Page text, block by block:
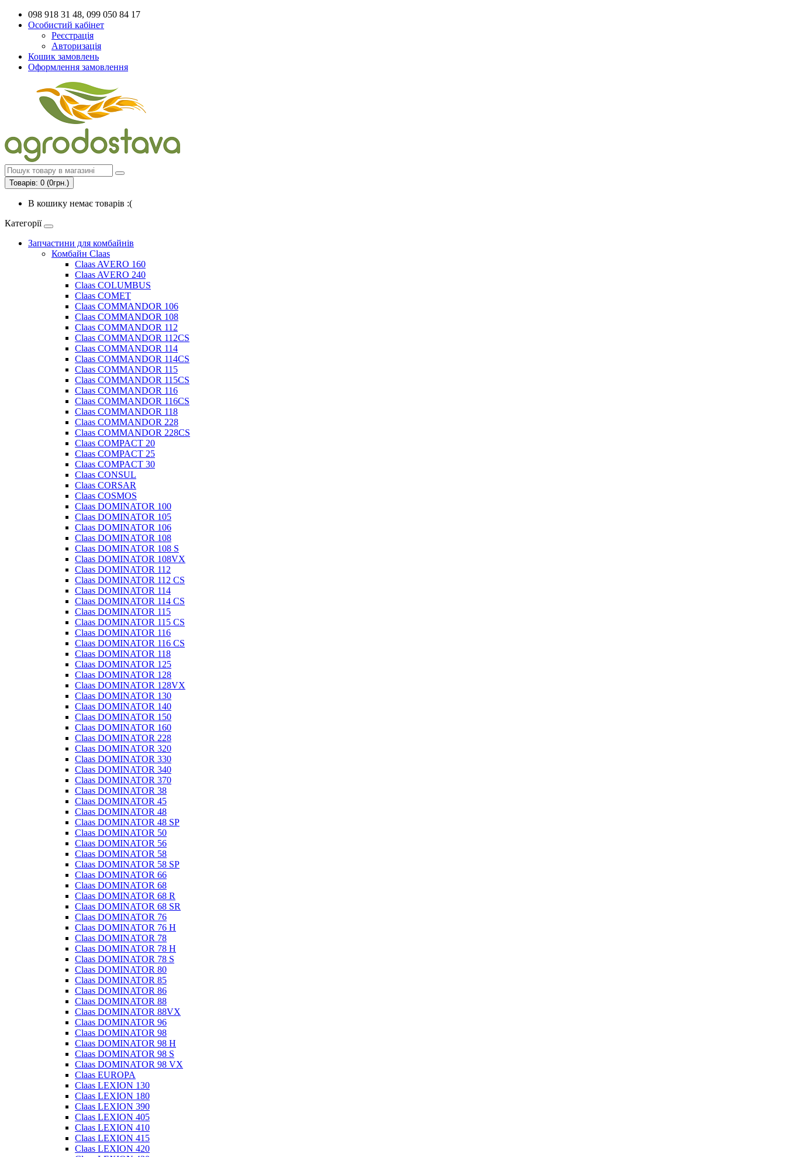
098 918 31 48, 099 050 84 17
Особистий кабінет
Реєстрація
Авторизація
Кошик замовлень
Оформлення замовлення
Товарів: 0 (0грн.)
В кошику немає товарів :(
Категорії
Запчастини для комбайнів
Комбайн Claas
Claas AVERO 160
Claas AVERO 240
Claas COLUMBUS
Claas COMET
Claas COMMANDOR 106
Claas COMMANDOR 108
Claas COMMANDOR 112
Claas COMMANDOR 112CS
Claas COMMANDOR 114
Claas COMMANDOR 114CS
Claas COMMANDOR 115
Claas COMMANDOR 115CS
Claas COMMANDOR 116
Claas COMMANDOR 116CS
Claas COMMANDOR 118
Claas COMMANDOR 228
Claas COMMANDOR 228CS
Claas COMPACT 20
Claas COMPACT 25
Claas COMPACT 30
Claas CONSUL
Claas CORSAR
Claas COSMOS
Claas DOMINATOR 100
Claas DOMINATOR 105
Claas DOMINATOR 106
Claas DOMINATOR 108
Claas DOMINATOR 108 S
Claas DOMINATOR 108VX
Claas DOMINATOR 112
Claas DOMINATOR 112 CS
Claas DOMINATOR 114
Claas DOMINATOR 114 CS
Claas DOMINATOR 115
Claas DOMINATOR 115 CS
Claas DOMINATOR 116
Claas DOMINATOR 116 CS
Claas DOMINATOR 118
Claas DOMINATOR 125
Claas DOMINATOR 128
Claas DOMINATOR 128VX
Claas DOMINATOR 130
Claas DOMINATOR 140
Claas DOMINATOR 150
Claas DOMINATOR 160
Claas DOMINATOR 228
Claas DOMINATOR 320
Claas DOMINATOR 330
Claas DOMINATOR 340
Claas DOMINATOR 370
Claas DOMINATOR 38
Claas DOMINATOR 45
Claas DOMINATOR 48
Claas DOMINATOR 48 SP
Claas DOMINATOR 50
Claas DOMINATOR 56
Claas DOMINATOR 58
Claas DOMINATOR 58 SP
Claas DOMINATOR 66
Claas DOMINATOR 68
Claas DOMINATOR 68 R
Claas DOMINATOR 68 SR
Claas DOMINATOR 76
Claas DOMINATOR 76 H
Claas DOMINATOR 78
Claas DOMINATOR 78 H
Claas DOMINATOR 78 S
Claas DOMINATOR 80
Claas DOMINATOR 85
Claas DOMINATOR 86
Claas DOMINATOR 88
Claas DOMINATOR 88VX
Claas DOMINATOR 96
Claas DOMINATOR 98
Claas DOMINATOR 98 H
Claas DOMINATOR 98 S
Claas DOMINATOR 98 VX
Claas EUROPA
Claas LEXION 130
Claas LEXION 180
Claas LEXION 390
Claas LEXION 405
Claas LEXION 410
Claas LEXION 415
Claas LEXION 420